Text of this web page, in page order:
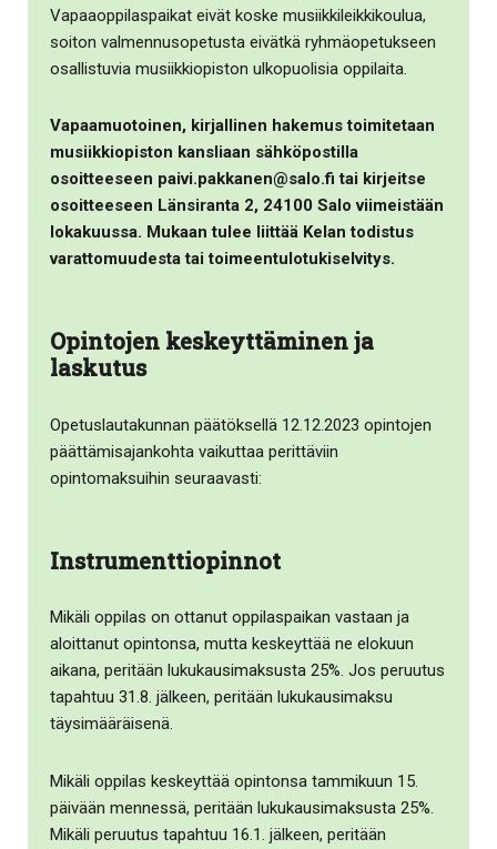
Vapaaoppilaspaikat eivät koske musiikkileikkikoulua,
soiton valmennusopetusta eivätkä ryhmäopetukseen
osallistuvia musiikkiopiston ulkopuolisia oppilaita.
Vapaamuotoinen, kirjallinen hakemus toimitetaan
musiikkiopiston kansliaan sähköpostilla
osoitteeseen paivi.pakkanen@salo.fi tai kirjeitse
osoitteeseen Länsiranta 2, 24100 Salo viimeistään
lokakuussa. Mukaan tulee liittää Kelan todistus
varattomuudesta tai toimeentulotukiselvitys.
Opintojen keskeyttäminen ja
laskutus
Opetuslautakunnan päätöksellä 12.12.2023 opintojen
päättämisajankohta vaikuttaa perittäviin
opintomaksuihin seuraavasti:
Instrumenttiopinnot
Mikäli oppilas on ottanut oppilaspaikan vastaan ja
aloittanut opintonsa, mutta keskeyttää ne elokuun
aikana, peritään lukukausimaksusta 25%. Jos peruutus
tapahtuu 31.8. jälkeen, peritään lukukausimaksu
täysimääräisenä.
Mikäli oppilas keskeyttää opintonsa tammikuun 15.
päivään mennessä, peritään lukukausimaksusta 25%.
Mikäli peruutus tapahtuu 16.1. jälkeen, peritään